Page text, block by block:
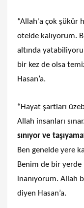
“Allah'a çok şükür
otelde kalıyorum.
altında
bir kez de olsa
Hasan’a.
“Hayat şartları
Allah insanları sınar.
sınıyor ve
Ben genelde yere
Benim de bir yerde
inanıyorum. Allah
diyen Hasan’a.